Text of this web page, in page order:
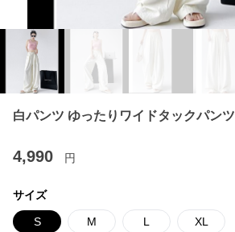
白パンツ ゆったりワイドタックパンツ
4,990 円
サイズ
S M L XL